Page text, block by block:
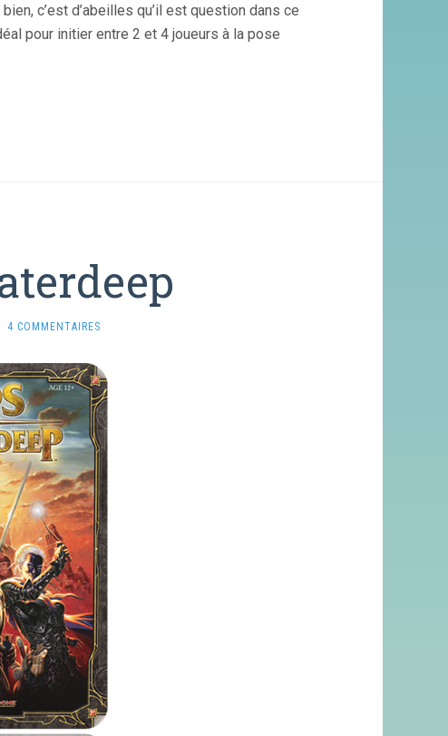
c’est d’abeilles qu’il est question dans ce
pour initier entre 2 et 4 joueurs à la pose
4 COMMENTAIRES